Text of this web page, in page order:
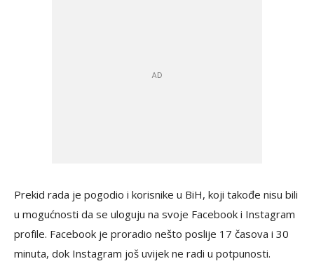
Prekid rada je pogodio i korisnike u BiH, koji takođe nisu bili
u mogućnosti da se uloguju na svoje Facebook i Instagram
profile. Facebook je proradio nešto poslije 17 časova i 30
minuta, dok Instagram još uvijek ne radi u potpunosti.